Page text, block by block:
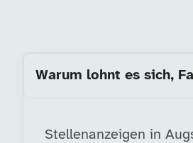
Warum lohnt es sich,
Stellenanzeigen in